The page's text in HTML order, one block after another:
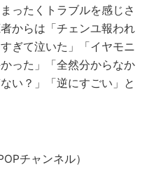
ったくトラブルを感じさ
からは「チェンユ報われ
ぎて泣いた」「イヤモニ
った」「全然分からなか
い？」「逆にすごい」と
チャンネル）